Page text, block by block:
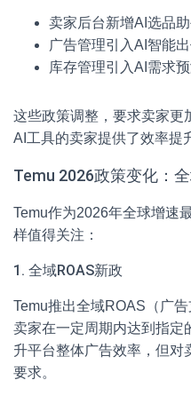
卖家后台新增AI选品
广告管理引入AI智能
库存管理引入AI需求
这些政策调整，要求卖家更
AI工具的卖家提供了效率提
Temu 2026政策变化：
Temu作为2026年全球增速
样值得关注：
1. 全域ROAS新政
Temu推出全域ROAS（广
卖家在一定周期内达到指定
升平台整体广告效率，但对
要求。